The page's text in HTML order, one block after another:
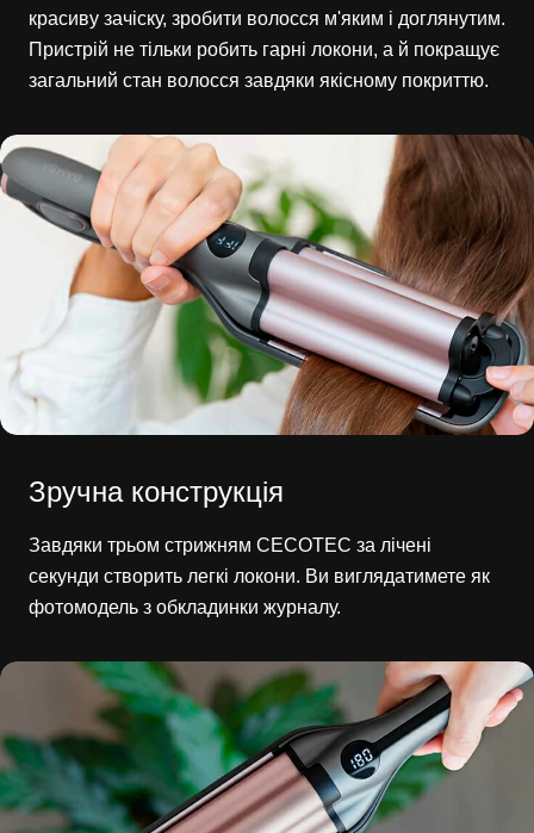
красиву зачіску, зробити волосся м'яким і доглянутим.
Пристрій не тільки робить гарні локони, а й покращує
загальний стан волосся завдяки якісному покриттю.
Зручна конструкція
Завдяки трьом стрижням CECOTEC за лічені
секунди створить легкі локони. Ви виглядатимете як
фотомодель з обкладинки журналу.